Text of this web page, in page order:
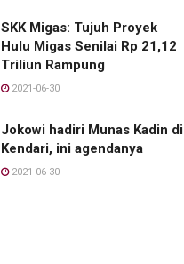
SKK Migas: Tujuh Proyek
Hulu Migas Senilai Rp 21,12
Triliun Rampung
2021-06-30
Jokowi hadiri Munas Kadin di
Kendari, ini agendanya
2021-06-30